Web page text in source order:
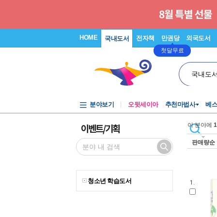
HOME 국내도서 전자책 만권당
첫달무료
외국도서
국내도
분야보기 오뒷세이아 추천마법사 베
이벤트/기획
청소년 학습도서
이 분야에
판매량순
1.